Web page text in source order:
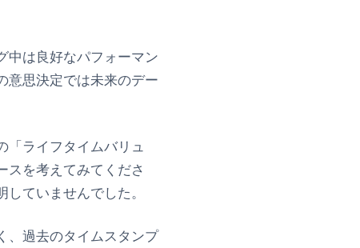
中は良好なパフォーマン
意思決定では未来のデー
「ライフタイムバリュ
スを考えてみてくださ
ていませんでした。
、過去のタイムスタンプ